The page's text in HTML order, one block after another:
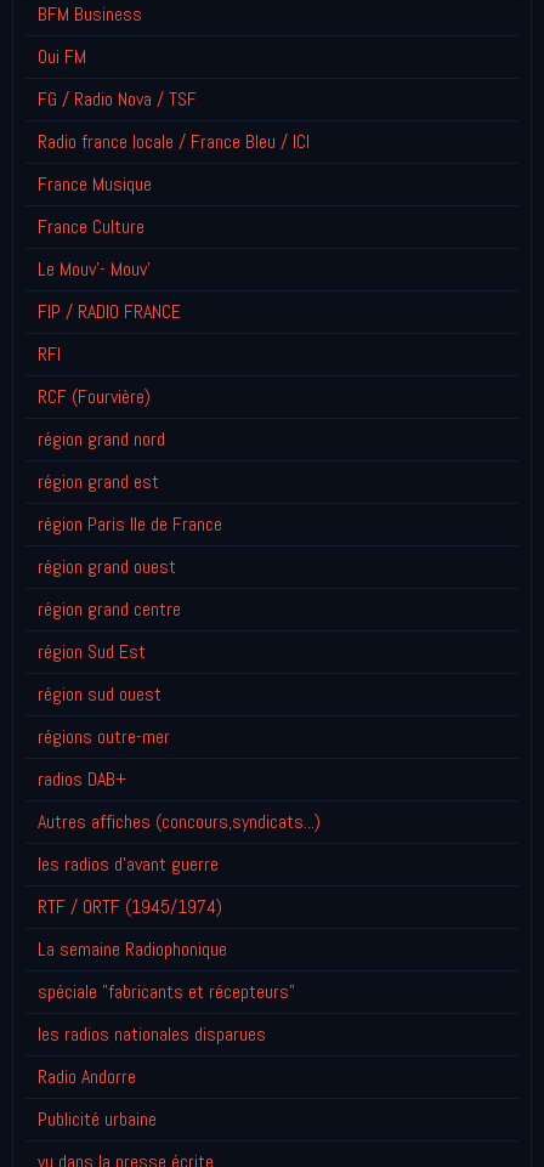
BFM Business
Oui FM
FG / Radio Nova / TSF
Radio france locale / France Bleu / ICI
France Musique
France Culture
Le Mouv'- Mouv'
FIP / RADIO FRANCE
RFI
RCF (Fourvière)
région grand nord
région grand est
région Paris Ile de France
région grand ouest
région grand centre
région Sud Est
région sud ouest
régions outre-mer
radios DAB+
Autres affiches (concours,syndicats...)
les radios d'avant guerre
RTF / ORTF (1945/1974)
La semaine Radiophonique
spéciale "fabricants et récepteurs"
les radios nationales disparues
Radio Andorre
Publicité urbaine
vu dans la presse écrite